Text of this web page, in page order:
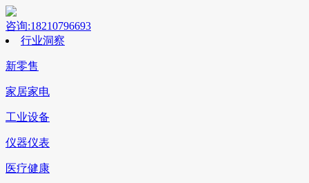
咨询:18210796693
行业洞察
新零售
家居家电
工业设备
仪器仪表
医疗健康